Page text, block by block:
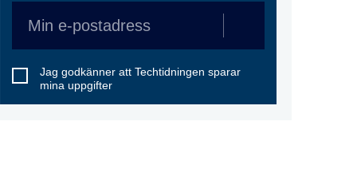
Jag godkänner att Techtidningen sparar
mina uppgifter